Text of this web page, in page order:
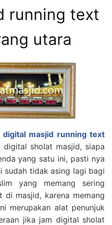
running text
utara
masjid running text
sholat masjid, siapa
yang satu ini, pasti nya
sudah tidak asing lagi bagi
yang memang sering
di masjid, karena memang
merupakan alat penunjuk
jika jam digital sholat